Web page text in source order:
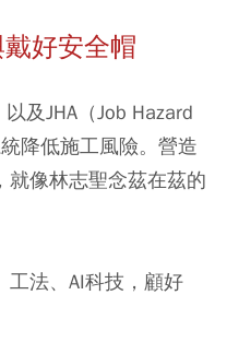
好安全帽
及JHA（Job Hazard
降低施工風險。營造
就像林志聖念茲在茲的
工法、AI科技，顧好